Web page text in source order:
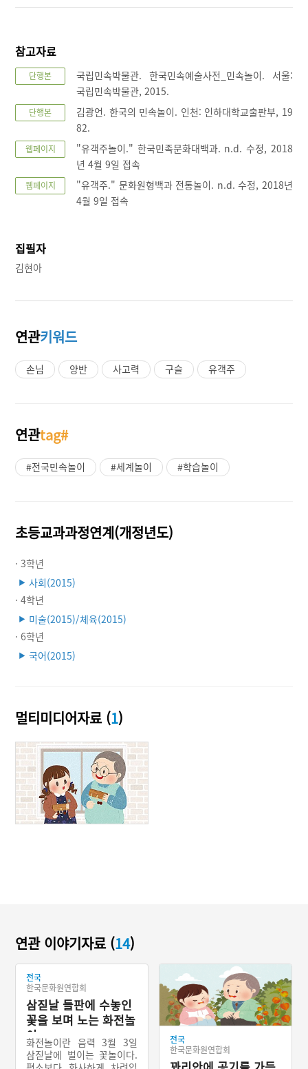
참고자료
단행본
국립민속박물관. 한국민속예술사전_민속놀이. 서울:
국립민속박물관, 2015.
단행본
김광언. 한국의 민속놀이. 인천: 인하대학교출판부, 19
82.
웹페이지
"유객주놀이." 한국민족문화대백과. n.d. 수정, 2018
년 4월 9일 접속
웹페이지
"유객주." 문화원형백과 전통놀이. n.d. 수정, 2018년
4월 9일 접속
집필자
김현아
연관키워드
손님 양반 사고력 구슬 유객주
연관tag#
#전국민속놀이 #세계놀이 #학습놀이
초등교과과정연계(개정년도)
· 3학년
▶ 사회(2015)
· 4학년
▶ 미술(2015)/체육(2015)
· 6학년
▶ 국어(2015)
멀티미디어자료 (1)
연관 이야기자료 (14)
전국
한국문화원연합회
삼짇날 들판에 수놓인
꽃을 보며 노는 화전놀
이
화전놀이란 음력 3월 3일
삼짇날에 벌이는 꽃놀이다.
전국
한국문화원연합회